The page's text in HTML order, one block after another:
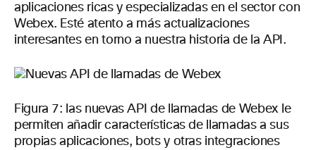
aplicaciones ricas y especializadas en el sector con
Webex. Esté atento a más actualizaciones
interesantes en torno a nuestra historia de la API.
Figura 7: las nuevas API de llamadas de Webex le
permiten añadir características de llamadas a sus
propias aplicaciones, bots y otras integraciones